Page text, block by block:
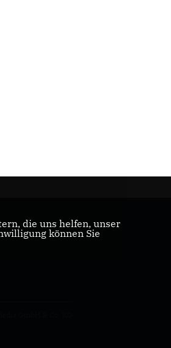
die uns helfen, unser
können Sie